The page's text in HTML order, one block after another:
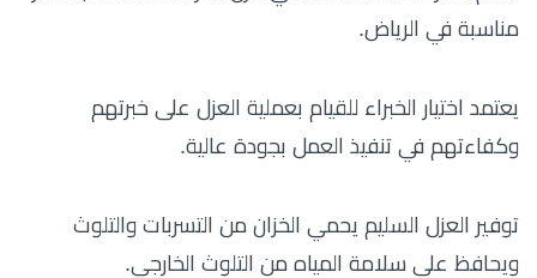
مناسبة في الرياض.
يعتمد اختيار الخبراء للقيام بعملية العزل على خبرتهم
وكفاءتهم في تنفيذ العمل بجودة عالية.
توفير العزل السليم يحمي الخزان من التسربات والتلوث
ويحافظ على سلامة المياه من التلوث الخارجي.